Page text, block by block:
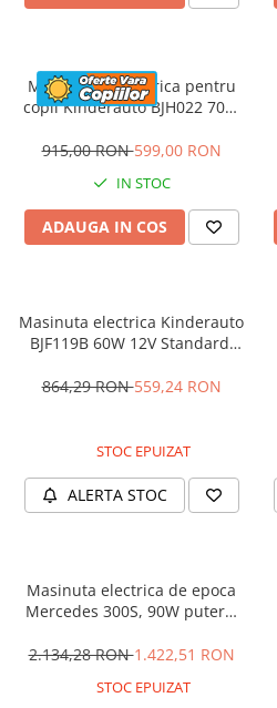
Motocicleta electrica pentru
copii Kinderauto BJH022 70W
915,00 RON599,00 RON
IN STOC
ADAUGA IN COS
Masinuta electrica Kinderauto
BJF119B 60W 12V Standard,
864,29 RON559,24 RON
STOC EPUIZAT
ALERTA STOC
Masinuta electrica de epoca
Mercedes 300S, 90W putere,
2.134,28 RON1.422,51 RON
STOC EPUIZAT